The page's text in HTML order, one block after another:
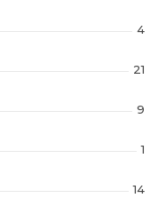
4
21
9
1
14